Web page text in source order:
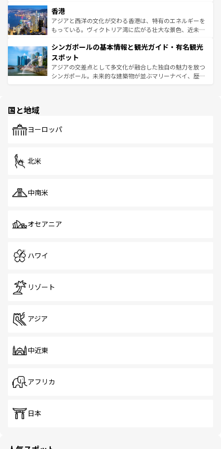
とつ。フォーやバインミー、ベトナムコーヒーなどは、ぜ
ひ現地で味わいたい。どの地域を訪れてもあたたかい人々
が旅行者を迎えてくれるので、きっと忘れられない旅にな
参照してほしい。
の活気が交差している。北部ではチェンマイなどの山岳地
帯で自然と触れ合い、南部ではプーケットやクラビの美し
いビーチでリゾート気分を楽しむことができる。タイ料理
激する。気候は一年中温暖で、どの季節にも異なる楽しみ
が待っている。親しみやすいタイの人々、仏教を中心とし
た文化、そして多様な観光資源が、訪れる旅人を魅了し続
ける。 なお、新着のタイ情報はコンテンツ一覧を参照して
香港
アジアと西洋の文化が交わる香港は、特有のエネルギーを
もっている。ヴィクトリア湾に広がる壮大な景色、近未来
み、どこを訪れても感動するはず。観光スポットが密集し
ており、効率よく見どころを回れるのも魅力。息をのむよ
うな絶景から文化的な体験まで、香港を存分に楽しみ尽く
そう。 なお、新着の香港情報はコンテンツ一覧を参照して
シンガポールの基本情報と観光ガイド・有名観光
スポット
アジアの交差点として多文化が融合した独自の魅力を放つ
シンガポール。未来的な建築物が並ぶマリーナベイ、歴史
で、ホーカーズは地元の風情を楽しめる外せないスポット
国と地域
ヨーロッパ
北米
中南米
オセアニア
ハワイ
リゾート
アジア
中近東
アフリカ
日本